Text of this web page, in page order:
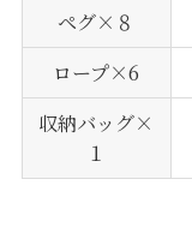
ペグ×８
ロープ×6
収納バッグ×
１